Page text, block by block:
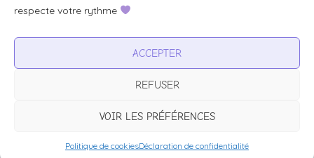
respecte votre rythme
ACCEPTER
REFUSER
VOIR LES PRÉFÉRENCES
Politique de cookiesDéclaration de confidentialité
Professionnels & partenariats
Visibilité pour votre marque
Proposer un produit ou un service